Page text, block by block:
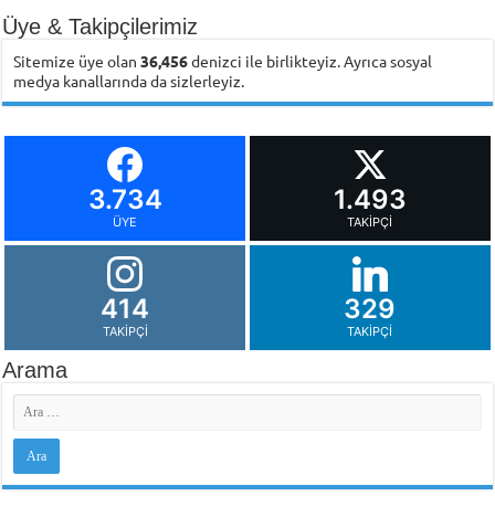
Üye & Takipçilerimiz
Sitemize üye olan36,456denizci ile birlikteyiz. Ayrıca sosyal
medya kanallarında da sizlerleyiz.
3.734
ÜYE
1.493
TAKIPÇI
414
TAKIPÇI
329
TAKIPÇI
Arama